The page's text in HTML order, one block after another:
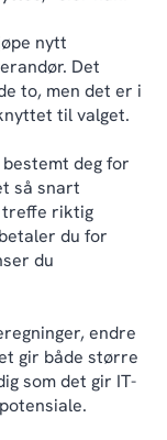
nytt
Det
to, men det er i
til valget.
deg for
så snart
treffe riktig
du for
du
endre
gir både større
som det gir IT-